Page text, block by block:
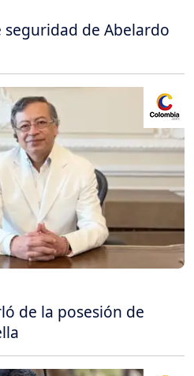
seguridad de Abelardo
de la posesión de